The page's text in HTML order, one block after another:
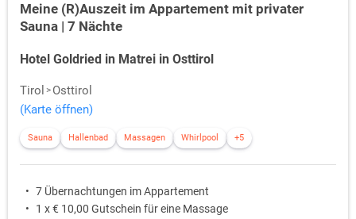
Meine (R)Auszeit im Appartement mit privater
Sauna | 7 Nächte
Hotel Goldried in Matrei in Osttirol
Tirol
Osttirol
(Karte öffnen)
Sauna Hallenbad Massagen Whirlpool +5
7 Übernachtungen im Appartement
1 x € 10,00 Gutschein für eine Massage